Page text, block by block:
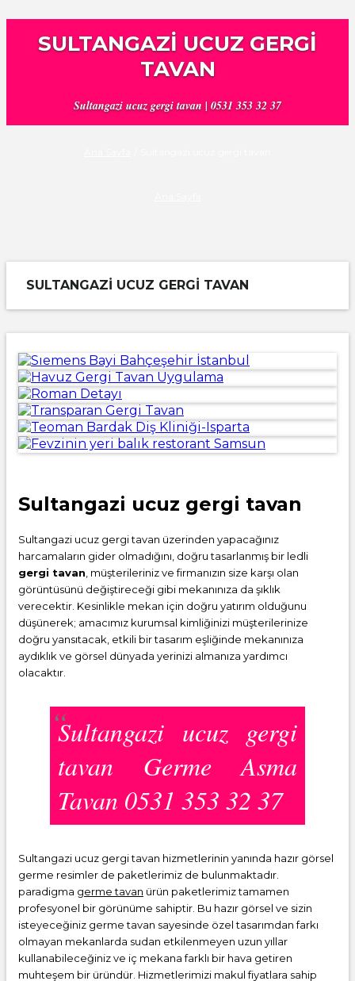
SULTANGAZI UCUZ GERGI
TAVAN
Sultangazi ucuz gergi tavan | 0531 353 32 37
SULTANGAZI UCUZ GERGI TAVAN
Sultangazi ucuz gergi tavan
Sultangazi ucuz gergi tavan üzerinden yapacağınız
harcamaların gider olmadığını, doğru tasarlanmış bir ledli
gergi tavan , müşterileriniz ve firmanızın size karşı olan
görüntüsünü değiştireceği gibi mekanınıza da şıklık
verecektir. Kesinlikle mekan için doğru yatırım olduğunu
düşünerek; amacımız kurumsal kimliğinizi müşterilerinize
doğru yansıtacak, etkili bir tasarım eşliğinde mekanınıza
aydıklık ve görsel dünyada yerinizi almanıza yardımcı
olacaktır.
Sultangazi ucuz gergi
tavan Germe Asma
Tavan 0531 353 32 37
Sultangazi ucuz gergi tavan hizmetlerinin yanında hazır görsel
germe resimler de paketlerimiz de bulunmaktadır.
paradigma germe tavan ürün paketlerimiz tamamen
profesyonel bir görünüme sahiptir. Bu hazır görsel ve sizin
isteyeceğiniz germe tavan sayesinde özel tasarımdan farkı
olmayan mekanlarda sudan etkilenmeyen uzun yıllar
kullanabileceğiniz ve iç mekana farklı bir hava getiren
muhteşem bir üründür. Hizmetlerimizi makul fiyatlara sahip